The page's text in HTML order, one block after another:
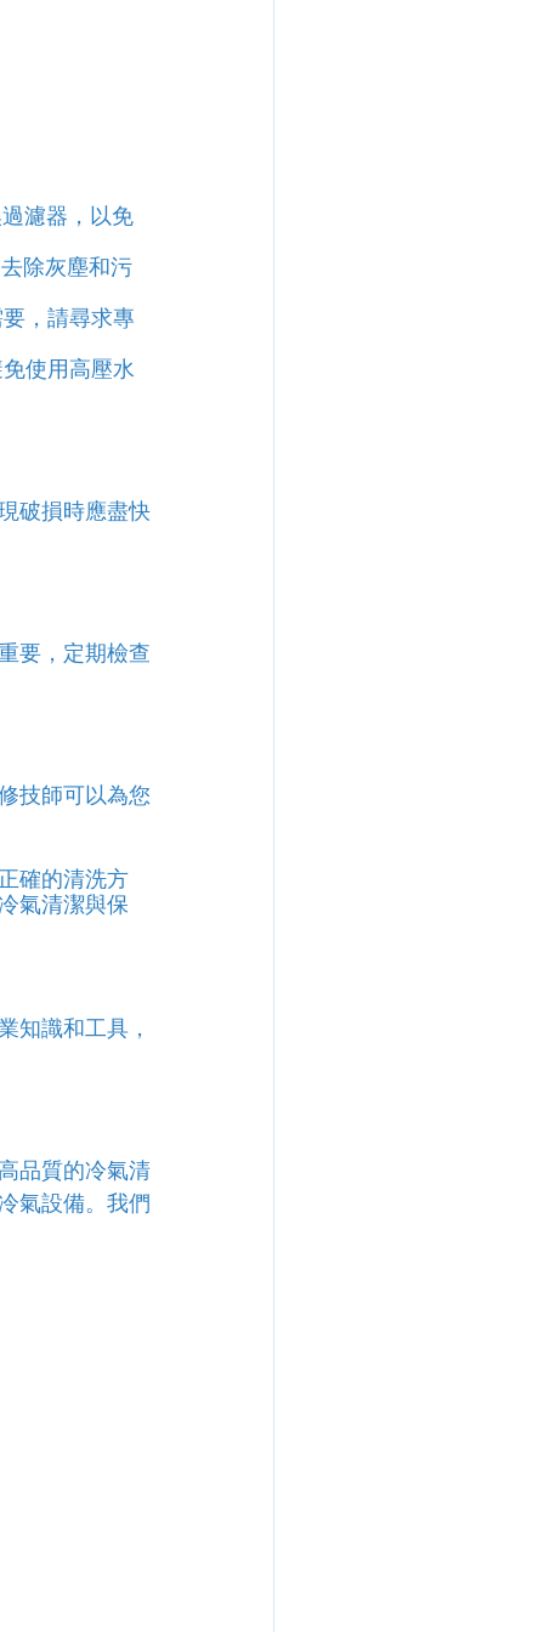
濾器，以免
除灰塵和污
，請尋求專
使用高壓水
破損時應盡快
要，定期檢查
技師可以為您
確的清洗方
氣清潔與保
知識和工具，
品質的冷氣清
氣設備。我們